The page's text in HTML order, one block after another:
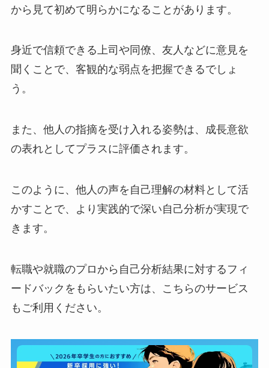
から見て初めて明らかになることがあります。
身近で信頼できる上司や同僚、友人などに意見を
聞くことで、客観的な弱点を把握できるでしょ
う。
また、他人の指摘を受け入れる姿勢は、成長意欲
の表れとしてプラスに評価されます。
このように、他人の声を自己理解の材料として活
かすことで、より実践的で深い自己分析が実現で
きます。
転職や就職のプロから自己分析結果に対するフィ
ードバックをもらいたい方は、こちらのサービス
もご利用ください。